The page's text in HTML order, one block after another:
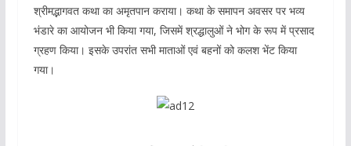
श्रीमद्भागवत कथा का अमृतपान कराया। कथा के समापन अवसर पर भव्य
भंडारे का आयोजन भी किया गया, जिसमें श्रद्धालुओं ने भोग के रूप में प्रसाद
ग्रहण किया। इसके उपरांत सभी माताओं एवं बहनों को कलश भेंट किया
गया।